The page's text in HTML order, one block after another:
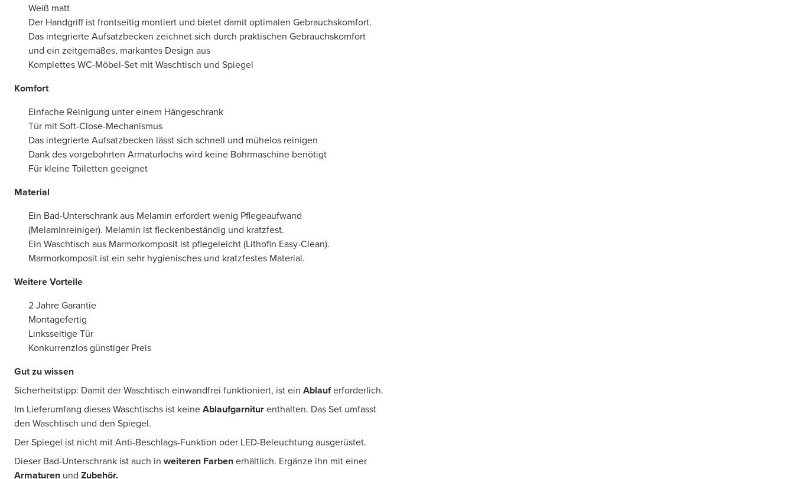
Weiß matt
Der Handgriff ist frontseitig montiert und bietet damit optimalen Gebrauchskomfort.
Das integrierte Aufsatzbecken zeichnet sich durch praktischen Gebrauchskomfort
und ein zeitgemäßes, markantes Design aus
Komplettes WC-Möbel-Set mit Waschtisch und Spiegel
Komfort
Einfache Reinigung unter einem Hängeschrank
Tür mit Soft-Close-Mechanismus
Das integrierte Aufsatzbecken lässt sich schnell und mühelos reinigen
Dank des vorgebohrten Armaturlochs wird keine Bohrmaschine benötigt
Für kleine Toiletten geeignet
Material
Ein Bad-Unterschrank aus Melamin erfordert wenig Pflegeaufwand
(Melaminreiniger). Melamin ist fleckenbeständig und kratzfest.
Ein Waschtisch aus Marmorkomposit ist pflegeleicht (Lithofin Easy-Clean).
Marmorkomposit ist ein sehr hygienisches und kratzfestes Material.
Weitere Vorteile
2 Jahre Garantie
Montagefertig
Linksseitige Tür
Konkurrenzlos günstiger Preis
Gut zu wissen
Sicherheitstipp: Damit der Waschtisch einwandfrei funktioniert, ist ein Ablauferforderlich.
Im Lieferumfang dieses Waschtischs ist keineAblaufgarniturenthalten. Das Set umfasst
den Waschtisch und den Spiegel.
Der Spiegel ist nicht mit Anti-Beschlags-Funktion oder LED-Beleuchtung ausgerüstet.
Dieser Bad-Unterschrank ist auch in weiteren Farbenerhältlich. Ergänze ihn mit einer
Armaturen und Zubehör.